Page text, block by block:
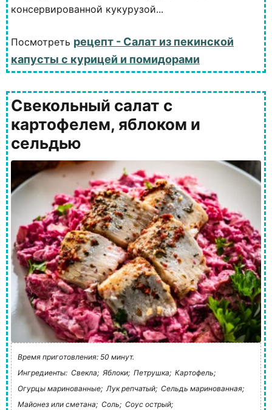
консервированной кукурузой...
Посмотреть рецепт - Салат из пекинской
капусты с курицей и помидорами
Свекольный салат с
картофелем, яблоком и
сельдью
Время приготовления: 50 минут.
Ингредиенты: Свекла; Яблоки; Петрушка; Картофель;
Огурцы маринованные; Лук репчатый; Сельдь маринованная;
Майонез или сметана; Соль; Соус острый;